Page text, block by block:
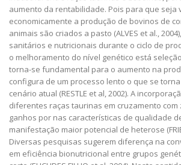
aumento da rentabilidade. Pois para que seja
economicamente a produção de bovinos de
animais são criados a pasto (ALVES et al.,
sanitários e nutricionais durante o ciclo de
o melhoramento do nível genético está
torna-se fundamental para o aumento na
configura de um processo lento o que se
cenário atual (RESTLE et al, 2002). A
diferentes raças taurinas em cruzamento
ganhos por nas características de qualidade
manifestação maior potencial de heterose
Diversas pesquisas sugerem diferença na
em eficiência bionutricional entre grupos